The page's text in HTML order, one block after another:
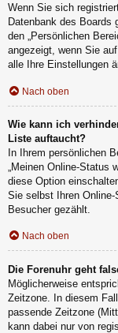
Wenn Sie sich
Datenbank des Boards
den „Persönlichen
angezeigt, wenn Sie
alle Ihre Einstellungen
Nach oben
Wie kann ich
Liste auftaucht?
In Ihrem persönlichen
„Meinen Online-Status
diese Option
Sie selbst Ihren
Besucher gezählt.
Nach oben
Die Forenuhr geht
Möglicherweise
Zeitzone. In diesem
passende Zeitzone
kann dabei nur von